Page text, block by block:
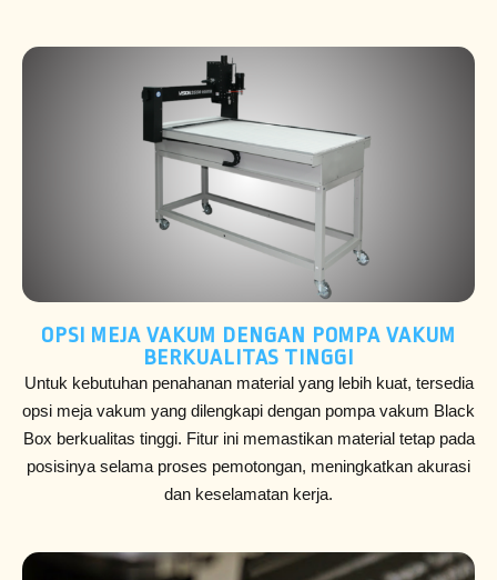
OPSI MEJA VAKUM DENGAN POMPA VAKUM
BERKUALITAS TINGGI
Untuk kebutuhan penahanan material yang lebih kuat, tersedia
opsi meja vakum yang dilengkapi dengan pompa vakum Black
Box berkualitas tinggi. Fitur ini memastikan material tetap pada
posisinya selama proses pemotongan, meningkatkan akurasi
dan keselamatan kerja.